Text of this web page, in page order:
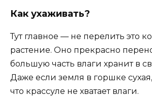
Как ухаживать?
Тут главное — не перелить это
растение. Оно прекрасно
большую часть влаги хранит в
Даже если земля в горшке сухая,
что крассуле не хватает влаги.